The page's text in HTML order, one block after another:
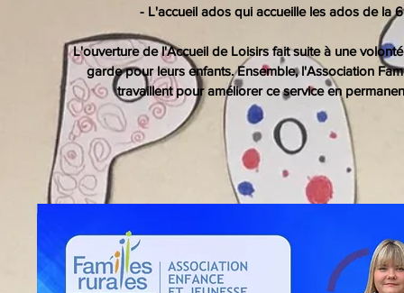
- L'accueil ados qui accueille les ados de la
L'ouverture de l'Accueil de Loisirs fait suite à une
garde pour leurs enfants. Ensemble, l'Association
travaillent pour améliorer ce service en